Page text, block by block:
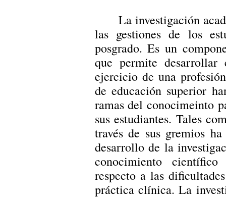
La investigación
las gestiones de los
posgrado. Es un
que permite desarrollar
ejercicio de una
de educación superior
ramas del conocimeinto
sus estudiantes. Tales
través de sus gremios
desarrollo de la
conocimiento
respecto a las
práctica clínica. La